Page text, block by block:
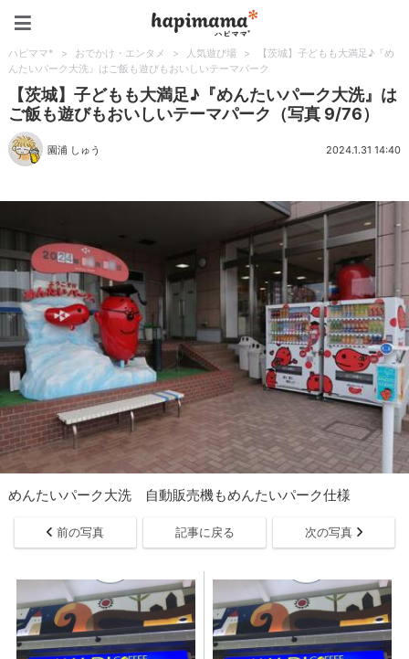
ハピママ* > おでかけ・エンタメ > 人気遊び場 >
【茨城】子どもも大満足♪『め
んたいパーク大洗』はご飯も遊びもおいしいテーマパーク
【茨城】子どもも大満足♪『めんたいパーク大洗』は
ご飯も遊びもおいしいテーマパーク（写真 9/76）
園浦 しゅう 2024.1.31 14:40
めんたいパーク大洗 自動販売機もめんたいパーク仕様
前の写真 記事に戻る 次の写真